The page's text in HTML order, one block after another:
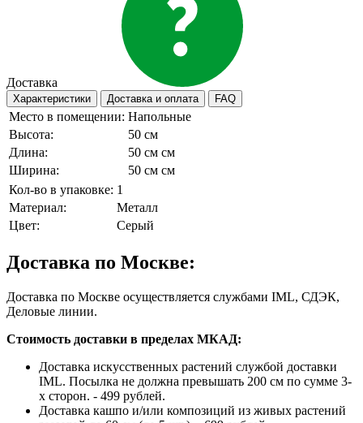
Доставка
Характеристики Доставка и оплата FAQ
Место в помещении: Напольные
Высота:
50 см
Длина:
50 см см
Ширина:
50 см см
Кол-во в упаковке: 1
Материал:
Металл
Цвет:
Серый
Доставка по Москве:
Доставка по Москве осуществляется службами IML, СДЭК,
Деловые линии.
Стоимость доставки в пределах МКАД:
Доставка искусственных растений службой доставки
IML. Посылка не должна превышать 200 см по сумме 3-
х сторон. - 499 рублей.
Доставка кашпо и/или композиций из живых растений